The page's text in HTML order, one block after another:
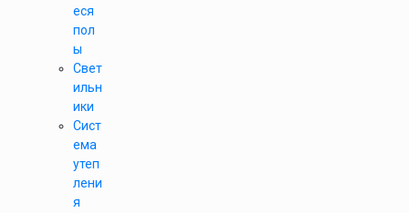
еся
пол
ы
Свет
ильн
ики
Сист
ема
утеп
лени
я